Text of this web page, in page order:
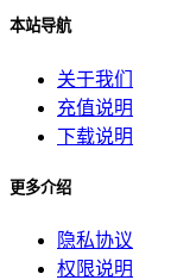
本站导航
关于我们
充值说明
下载说明
更多介绍
隐私协议
权限说明